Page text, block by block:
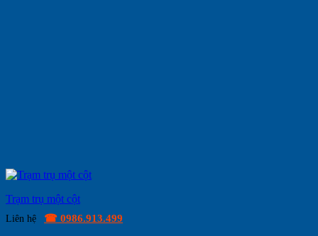
Trạm trụ một cột
Liên hệ ☎ 0986.913.499